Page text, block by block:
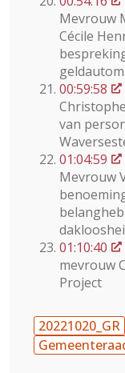
Mevrouw
Cécile
00:59:58
van
01:04:59
Mevrouw
01:10:40
mevrouw
Project
20221020_GR